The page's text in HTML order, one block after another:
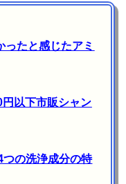
たと感じたアミ
以下市販シャン
の洗浄成分の特